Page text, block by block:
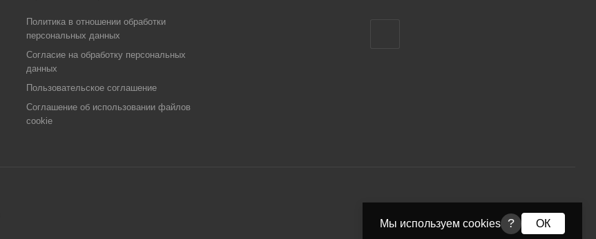
Политика в отношении обработки
персональных данных
Cогласие на обработку персональных
данных
Пользовательское соглашение
Cоглашение об использовании файлов
cookie
Мы используем cookies ? ОК